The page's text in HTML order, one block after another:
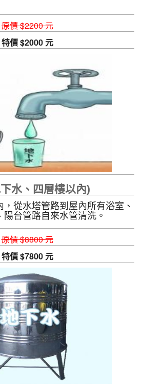
原價 $2200 元
特價 $2000 元
水、四層樓以內)
從水塔管路到屋內所有浴室、
陽台管路自來水管清洗。
原價 $8800 元
特價 $7800 元